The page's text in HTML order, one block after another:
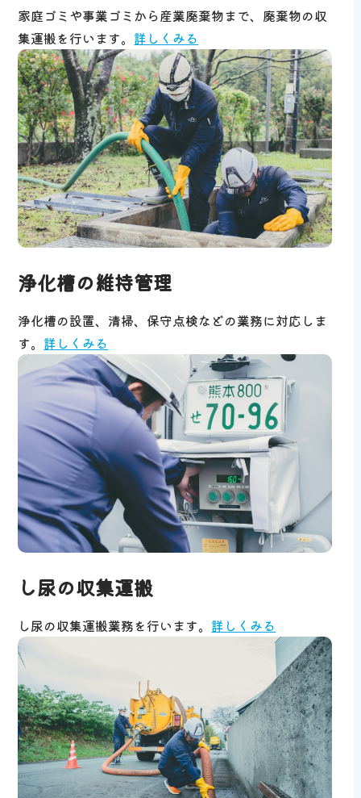
家庭ゴミや事業ゴミから産業廃棄物まで、廃棄物の収
集運搬を行います。 詳しくみる
浄化槽の維持管理
浄化槽の設置、清掃、保守点検などの業務に対応しま
す。 詳しくみる
し尿の収集運搬
し尿の収集運搬業務を行います。 詳しくみる